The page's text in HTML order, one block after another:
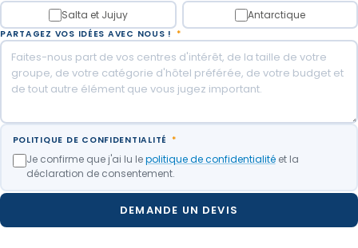
Salta et Jujuy Antarctique
PARTAGEZ VOS IDÉES AVEC NOUS ! *
POLITIQUE DE CONFIDENTIALITÉ *
Je confirme que j'ai lu lepolitique de confidentialitéet la
déclaration de consentement.
DEMANDE UN DEVIS